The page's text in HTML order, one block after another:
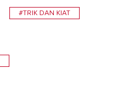
#TRIK DAN KIAT